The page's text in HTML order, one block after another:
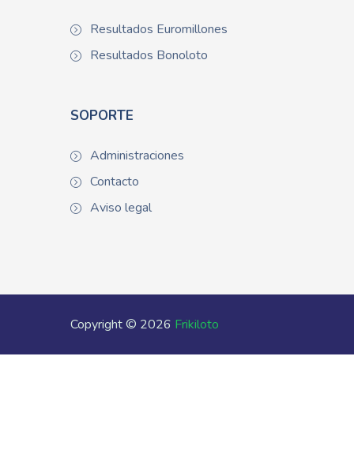
Resultados Euromillones
Resultados Bonoloto
SOPORTE
Administraciones
Contacto
Aviso legal
Copyright © 2026 Frikiloto